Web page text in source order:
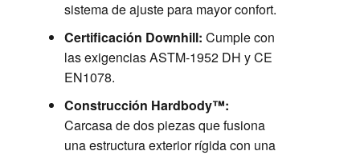
sistema de ajuste para mayor confort.
Certificación Downhill: Cumple con
las exigencias ASTM-1952 DH y CE
EN1078.
Construcción Hardbody™:
Carcasa de dos piezas que fusiona
una estructura exterior rígida con una